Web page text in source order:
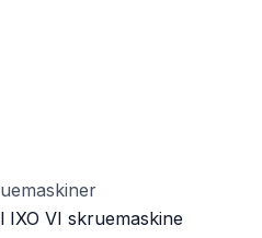
VI skruemaskine